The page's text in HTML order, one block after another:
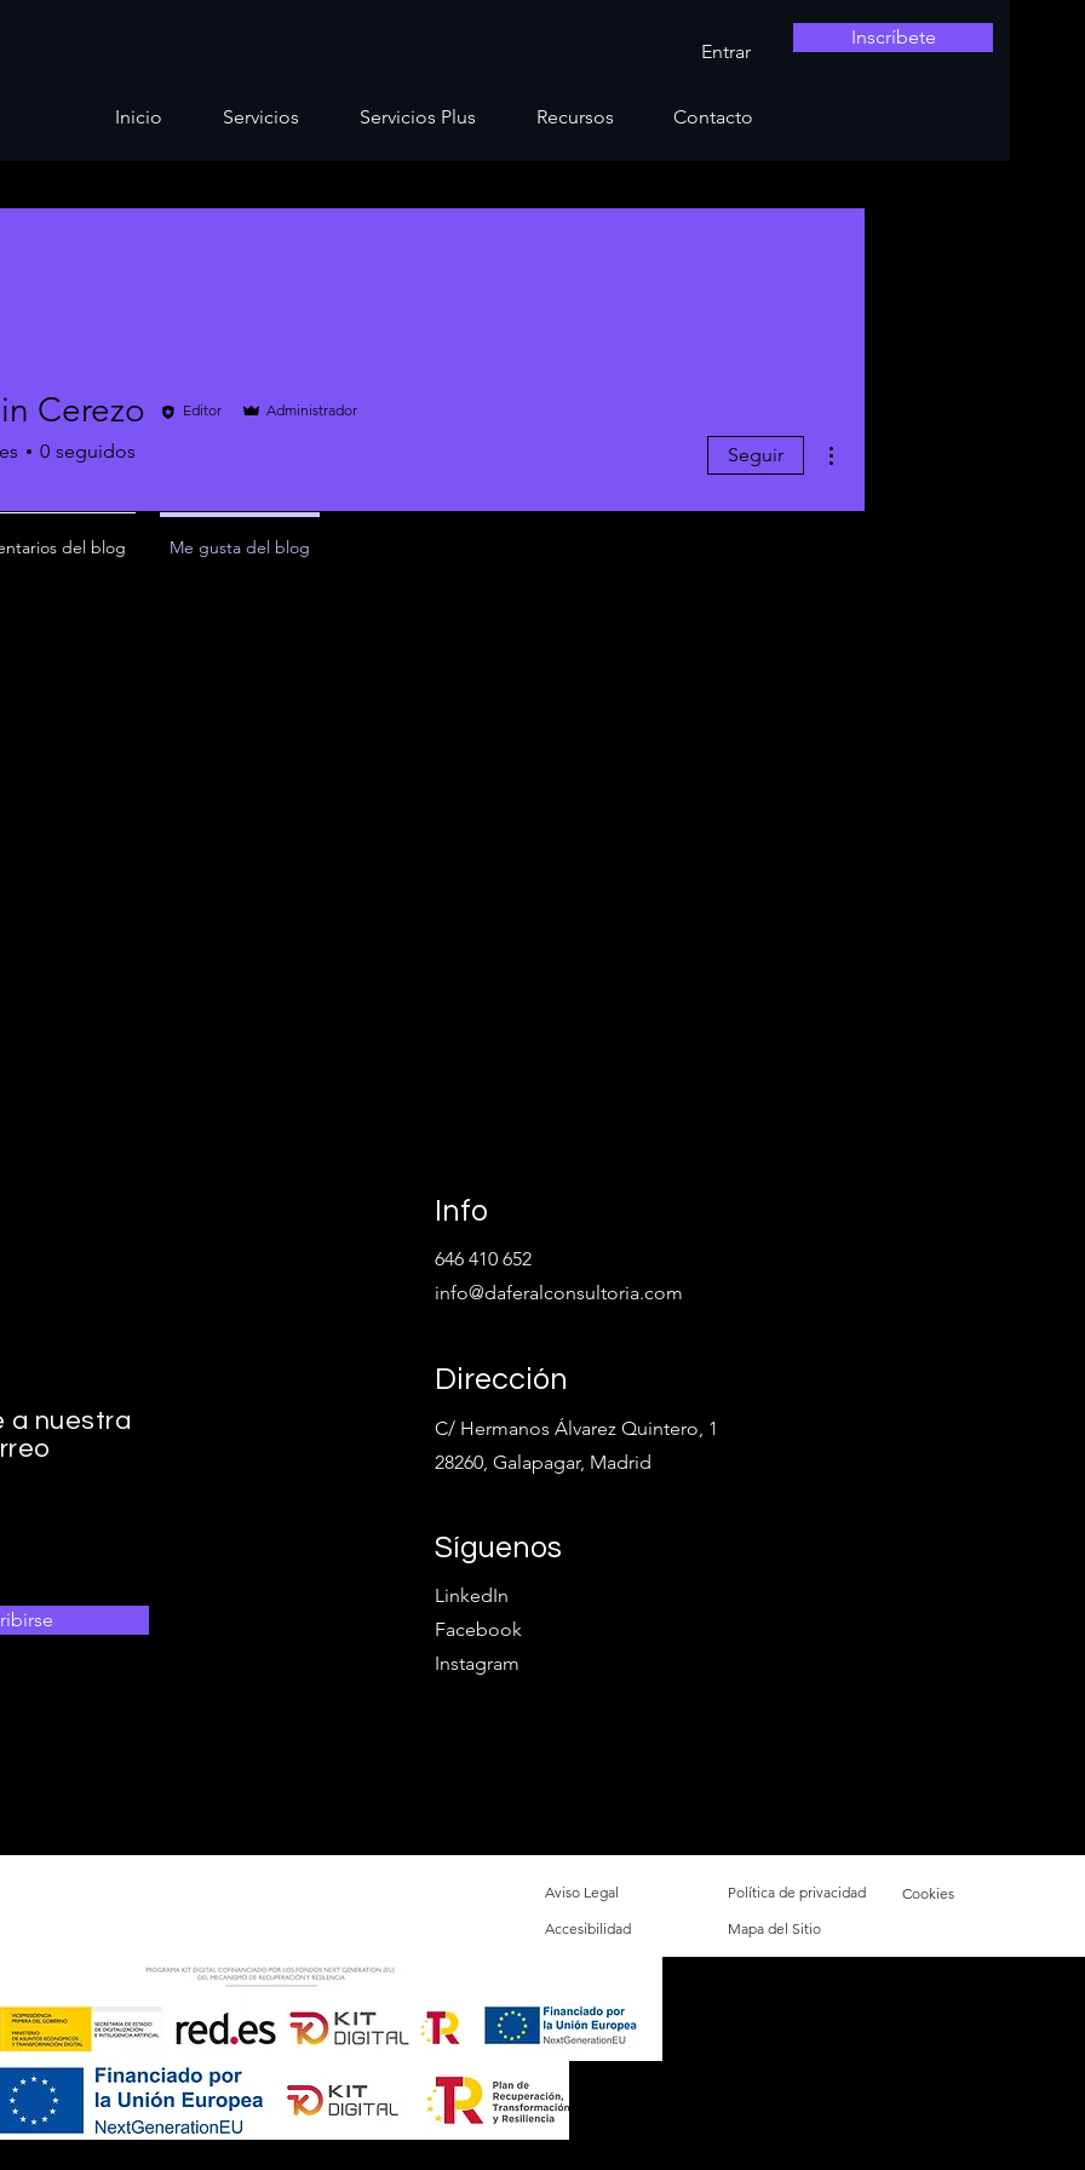
Entrar
Inscríbete
Inicio Servicios Servicios Plus Recursos Contacto
Cerezo Editor Administrador
0 seguidos Seguir
del blog Me gusta del blog
a nuestra
Info
646 410 652
info@daferalconsultoria.com
Dirección
C/ Hermanos Álvarez Quintero, 1
28260, Galapagar, Madrid
Síguenos
LinkedIn
Facebook
Instagram
Aviso Legal
Accesibilidad
Política de privacidad
Cookies
Mapa del Sitio